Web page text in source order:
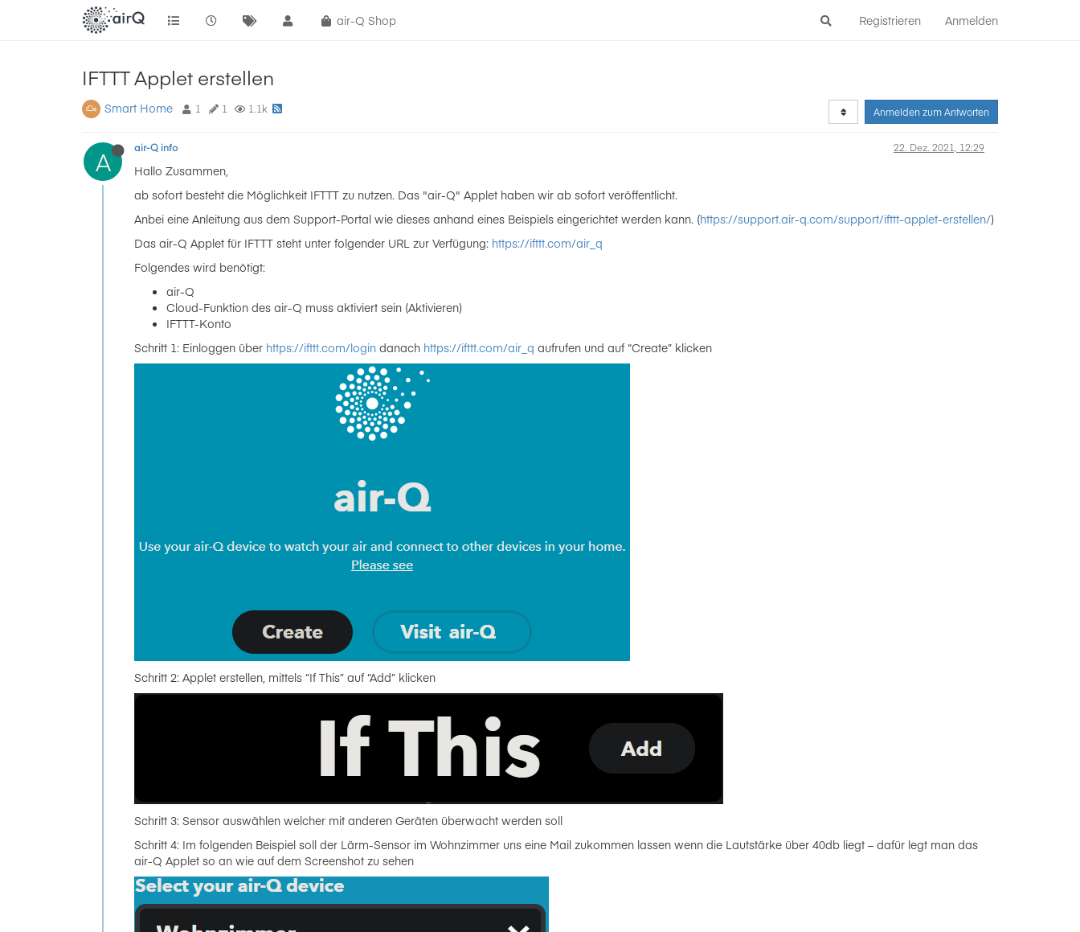
Registrieren Anmelden
air-Q Shop
IFTTT Applet erstellen
Smart Home 1 1 1.1k Anmelden zum Antworten
A air-Q info 22. Dez. 2021, 12:29
Hallo Zusammen,
ab sofort besteht die Möglichkeit IFTTT zu nutzen. Das "air-Q" Applet haben wir ab sofort veröffentlicht.
Anbei eine Anleitung aus dem Support-Portal wie dieses anhand eines Beispiels eingerichtet werden kann. (https://support.air-q.com/support/ifttt-applet-erstellen/)
Das air-Q Applet für IFTTT steht unter folgender URL zur Verfügung: https://ifttt.com/air_q
Folgendes wird benötigt:
air-Q
Cloud-Funktion des air-Q muss aktiviert sein (Aktivieren)
IFTTT-Konto
Schritt 1: Einloggen über https://ifttt.com/login danach https://ifttt.com/air_q aufrufen und auf “Create” klicken
Schritt 2: Applet erstellen, mittels “If This” auf “Add” klicken
Schritt 3: Sensor auswählen welcher mit anderen Geräten überwacht werden soll
Schritt 4: Im folgenden Beispiel soll der Lärm-Sensor im Wohnzimmer uns eine Mail zukommen lassen wenn die Lautstärke über 40db liegt – dafür legt man das
air-Q Applet so an wie auf dem Screenshot zu sehen